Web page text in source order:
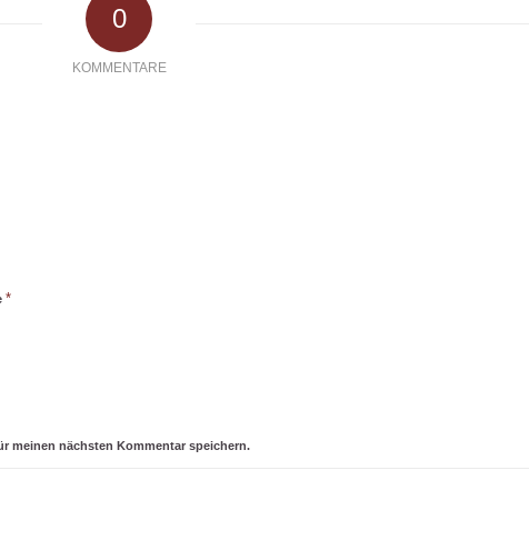
0
KOMMENTARE
*
meinen nächsten Kommentar speichern.